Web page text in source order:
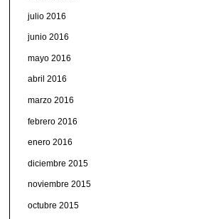
julio 2016
junio 2016
mayo 2016
abril 2016
marzo 2016
febrero 2016
enero 2016
diciembre 2015
noviembre 2015
octubre 2015